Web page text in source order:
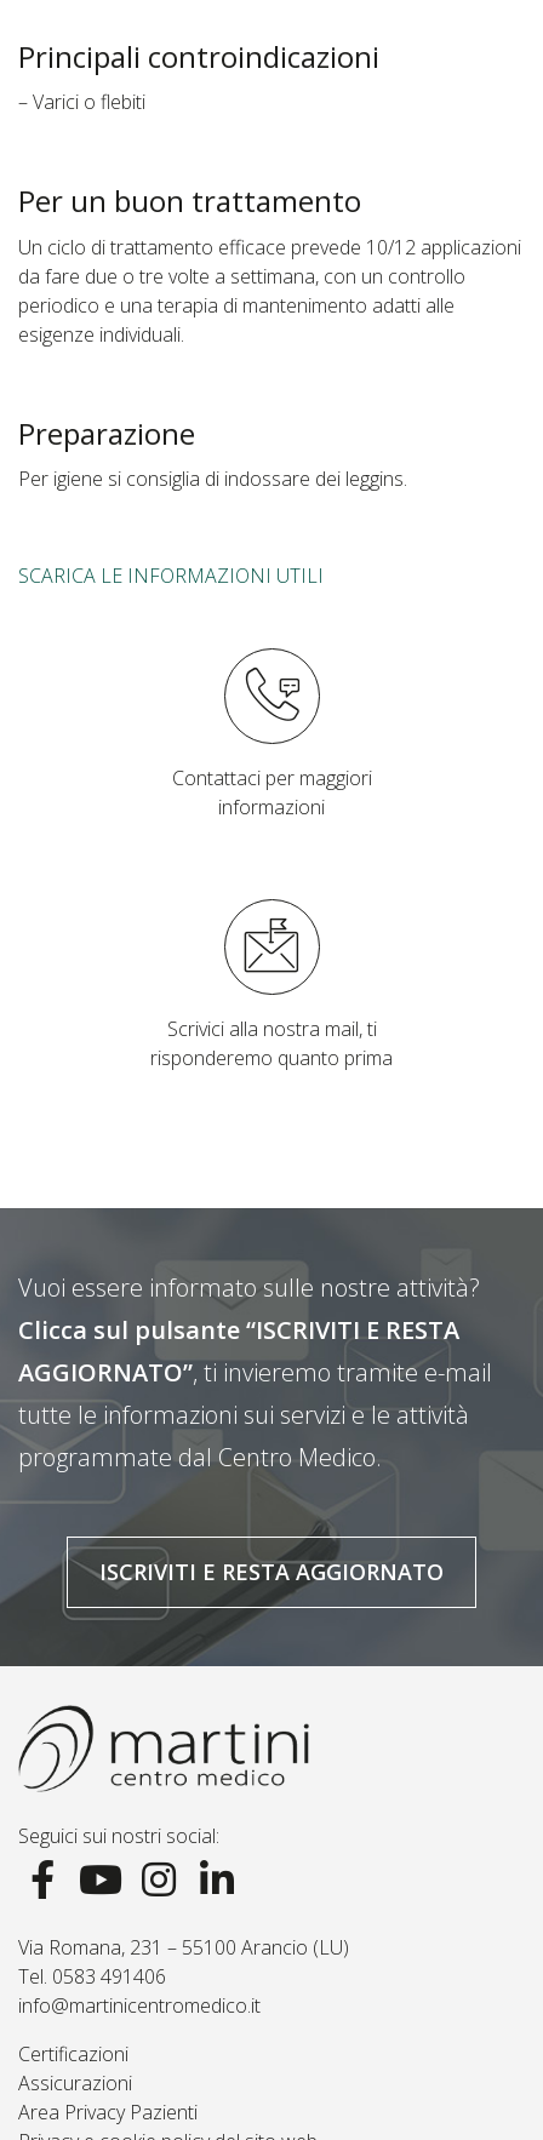
Principali controindicazioni
– Varici o flebiti
Per un buon trattamento
Un ciclo di trattamento efficace prevede 10/12 applicazioni
da fare due o tre volte a settimana, con un controllo
periodico e una terapia di mantenimento adatti alle
esigenze individuali.
Preparazione
Per igiene si consiglia di indossare dei leggins.
SCARICA LE INFORMAZIONI UTILI
Contattaci per maggiori
informazioni
Scrivici alla nostra mail, ti
risponderemo quanto prima
Vuoi essere informato sulle nostre attività?
Clicca sul pulsante “ISCRIVITI E RESTA
AGGIORNATO”, ti invieremo tramite e-mail
tutte le informazioni sui servizi e le attività
programmate dal Centro Medico.
ISCRIVITI E RESTA AGGIORNATO
Seguici sui nostri social:
Via Romana, 231 – 55100 Arancio (LU)
Tel. 0583 491406
info@martinicentromedico.it
Certificazioni
Assicurazioni
Area Privacy Pazienti